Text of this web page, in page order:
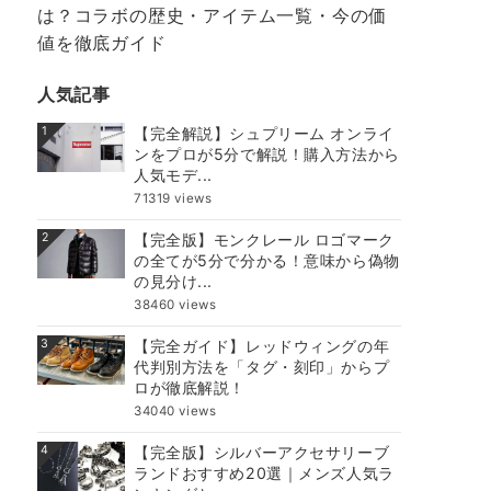
は？コラボの歴史・アイテム一覧・今の価
値を徹底ガイド
人気記事
1
【完全解説】シュプリーム オンライ
ンをプロが5分で解説！購入方法から
人気モデ...
71319 views
2
【完全版】モンクレール ロゴマーク
の全てが5分で分かる！意味から偽物
の見分け...
38460 views
3
【完全ガイド】レッドウィングの年
代判別方法を「タグ・刻印」からプ
ロが徹底解説！
34040 views
4
【完全版】シルバーアクセサリーブ
ランドおすすめ20選｜メンズ人気ラ